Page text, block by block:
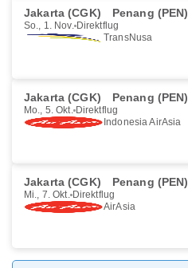
Jakarta (CGK) Penang (PEN)
So., 1. Nov. Direktflug
TransNusa
Jakarta (CGK) Penang (PEN)
Mo., 5. Okt. Direktflug
Indonesia AirAsia
Jakarta (CGK) Penang (PEN)
Mi., 7. Okt. Direktflug
AirAsia